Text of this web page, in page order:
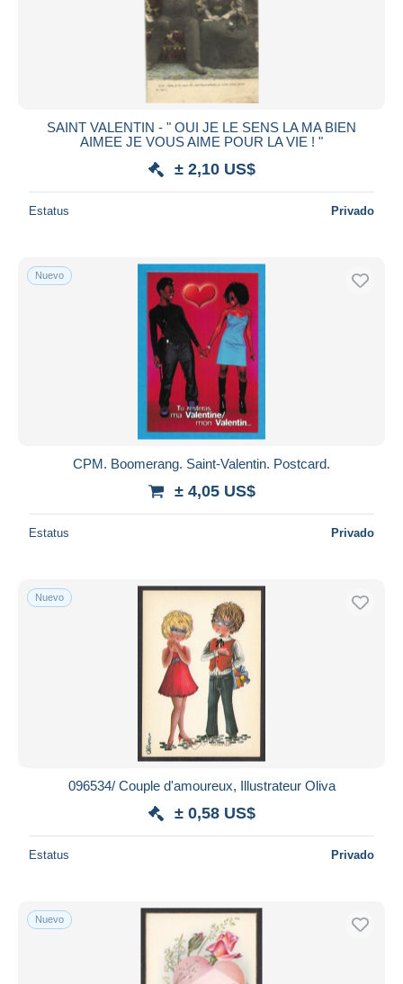
Aplicar
SAINT VALENTIN - " OUI JE LE SENS LA MA BIEN
AIMEE JE VOUS AIME POUR LA VIE ! "
± 2,10 US$
Estatus Privado
Nuevo
CPM. Boomerang. Saint-Valentin. Postcard.
± 4,05 US$
Estatus Privado
Nuevo
096534/ Couple d'amoureux, Illustrateur Oliva
± 0,58 US$
Estatus Privado
Nuevo